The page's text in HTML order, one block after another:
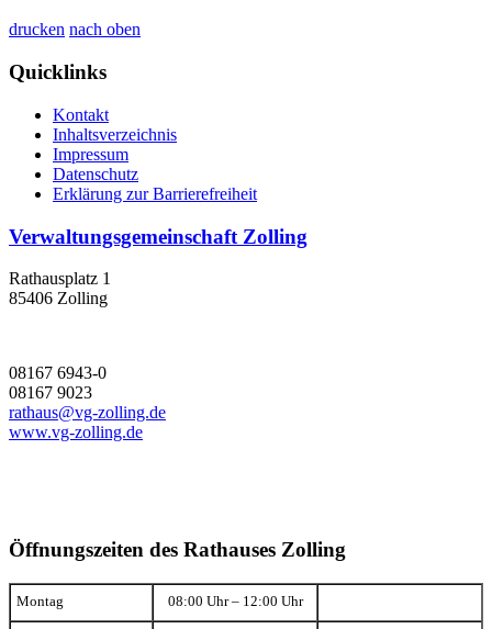
drucken nach oben
Quicklinks
Kontakt
Inhaltsverzeichnis
Impressum
Datenschutz
Erklärung zur Barrierefreiheit
Verwaltungsgemeinschaft Zolling
Rathausplatz 1
85406 Zolling
08167 6943-0
08167 9023
rathaus@vg-zolling.de
www.vg-zolling.de
Öffnungszeiten des Rathauses Zolling
Montag 08:00 Uhr – 12:00 Uhr